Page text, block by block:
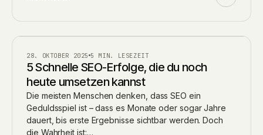
BLOG
28. OKTOBER 2025 5 MIN. LESEZEIT
5 Schnelle SEO-Erfolge, die du noch
heute umsetzen kannst
Die meisten Menschen denken, dass SEO ein
Geduldsspiel ist – dass es Monate oder sogar Jahre
dauert, bis erste Ergebnisse sichtbar werden. Doch
die Wahrheit ist:…